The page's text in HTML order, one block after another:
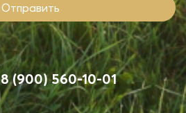
8 (900) 560-10-01
Отправить